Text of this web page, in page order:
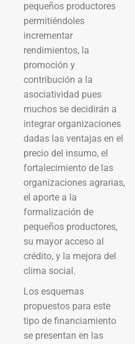
pequeños productores
permitiéndoles
incrementar
rendimientos, la
promoción y
contribución a la
asociatividad pues
muchos se decidirán a
integrar organizaciones
dadas las ventajas en el
precio del insumo, el
fortalecimiento de las
organizaciones agrarias,
el aporte a la
formalización de
pequeños productores,
su mayor acceso al
crédito, y la mejora del
clima social.
Los esquemas
propuestos para este
tipo de financiamiento
se presentan en las